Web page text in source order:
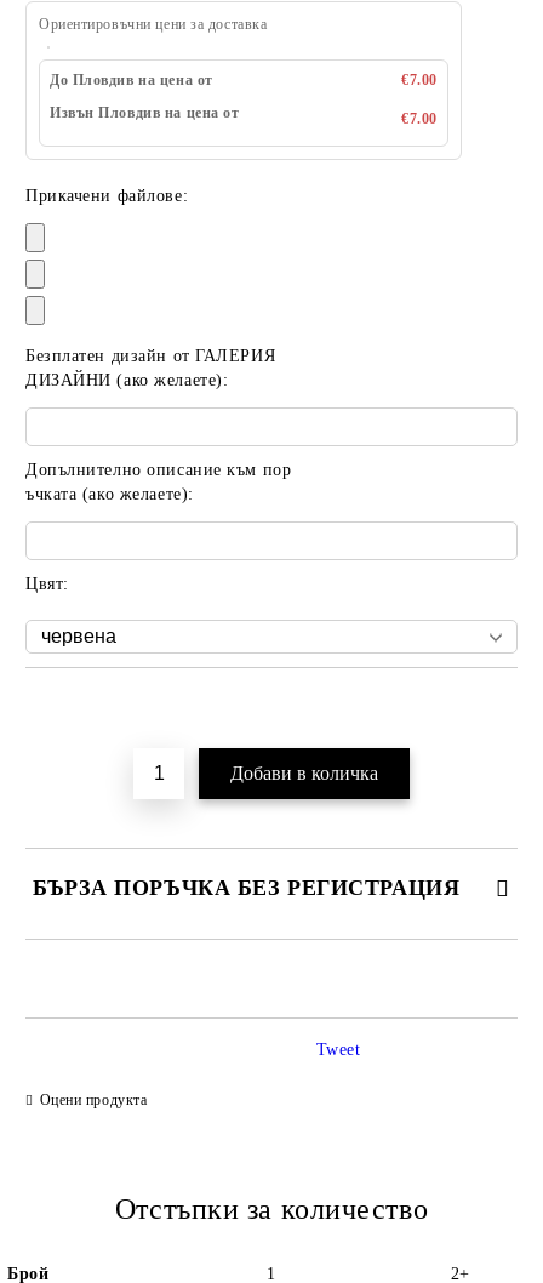
Ориентировъчни цени за доставка
До Пловдив на цена от
€7.00
Извън Пловдив на цена от
€7.00
Прикачени файлове:
Безплатен дизайн от ГАЛЕРИЯ
ДИЗАЙНИ (ако желаете):
Допълнително описание към пор
ъчката (ако желаете):
Цвят:
БЪРЗА ПОРЪЧКА БЕЗ РЕГИСТРАЦИЯ
Оцени продукта
Tweet
Отстъпки за количество
Брой 1 2+